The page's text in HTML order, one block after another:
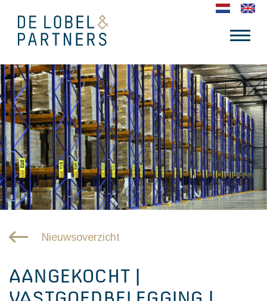
Nieuwsoverzicht
AANGEKOCHT |